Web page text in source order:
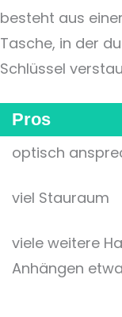
besteht aus
Tasche, in der
Schlüssel
Pros
optisch
viel Stauraum
viele weitere
Anhängen